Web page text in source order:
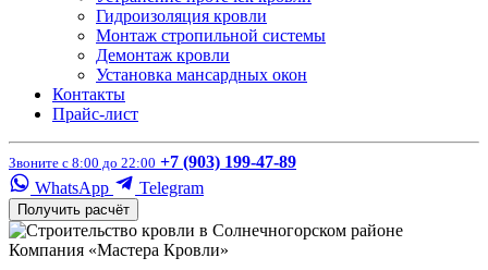
Гидроизоляция кровли
Монтаж стропильной системы
Демонтаж кровли
Установка мансардных окон
Контакты
Прайс-лист
Звоните с 8:00 до 22:00 +7 (903) 199-47-89
WhatsApp
Telegram
Получить расчёт
Компания «Мастера Кровли»